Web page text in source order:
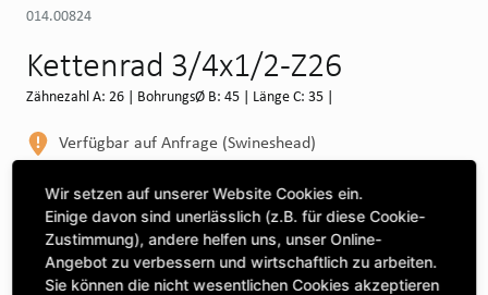
014.00824
Kettenrad 3/4x1/2-Z26
Zähnezahl A: 26 | BohrungsØ B: 45 | Länge C: 35 |
Verfügbar auf Anfrage (Swineshead)
Maschine auswählen, um Kompatibilität zu sehen
MASCHINE AUSWÄHLEN
Wir setzen auf unserer Website Cookies ein.
Einige davon sind unerlässlich (z.B. für diese Cookie-
Zustimmung), andere helfen uns, unser Online-
Angebot zu verbessern und wirtschaftlich zu arbeiten.
Sie können die nicht wesentlichen Cookies akzeptieren